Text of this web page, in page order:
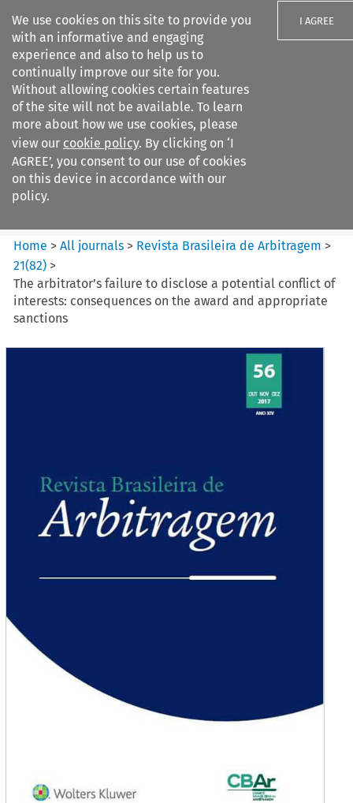
We use cookies on this site to provide you
with an informative and engaging
experience and also to help us to
continually improve our site for you.
Without allowing cookies certain features
of the site will not be available. To learn
more about how we use cookies, please
view our cookie policy. By clicking on ‘I
AGREE’, you consent to our use of cookies
on this device in accordance with our
policy.
I AGREE
Search filters
Revista Brasileira de
Arbitragem
Home >All journals > Revista Brasileira de Arbitragem >
21(82) >
The arbitrator’s failure to disclose a potential conflict of
interests: consequences on the award and appropriate
sanctions